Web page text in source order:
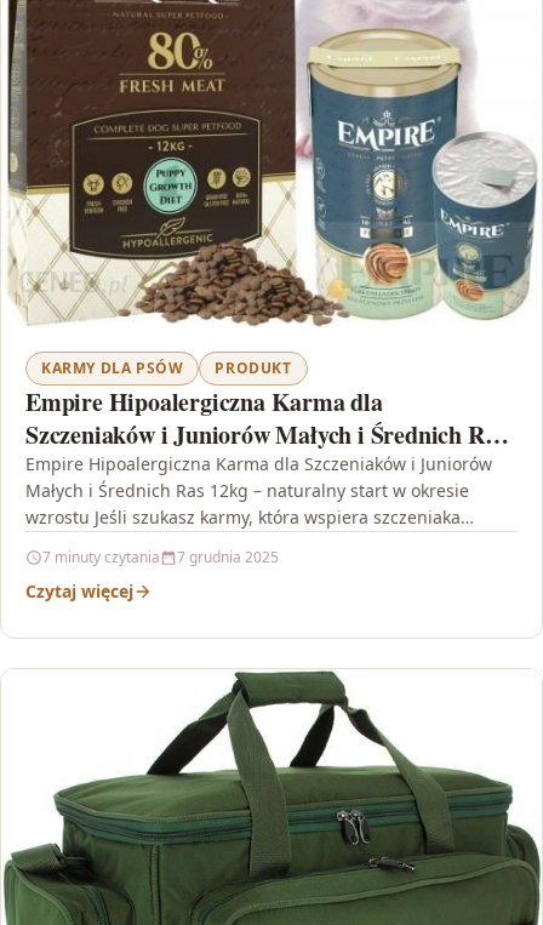
KARMY DLA PSÓW PRODUKT
Empire Hipoalergiczna Karma dla
Szczeniaków i Juniorów Małych i Średnich Ras
12kg
Empire Hipoalergiczna Karma dla Szczeniaków i Juniorów
Małych i Średnich Ras 12kg – naturalny start w okresie
wzrostu Jeśli szukasz karmy, która wspiera szczeniaka…
7 minuty czytania 7 grudnia 2025
Czytaj więcej